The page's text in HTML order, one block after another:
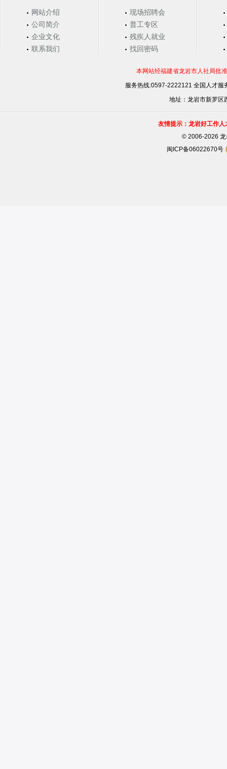
网站介绍
公司简介
企业文化
联系我们
现场招聘会
普工专区
残疾人就业
找回密码
本网站经福建省龙岩市人社局批
服务热线:0597-2222121 全国人才
地址：龙岩市新罗区
友情提示：龙岩好工作
©2006-2026 龙
闽ICP备06022670号